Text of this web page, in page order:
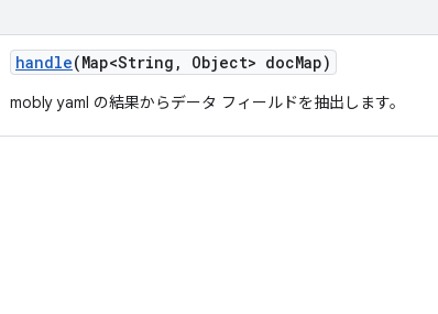
handle(Map<String , Object> docMap)
mobly yaml の結果からデータ フィールドを抽出します。